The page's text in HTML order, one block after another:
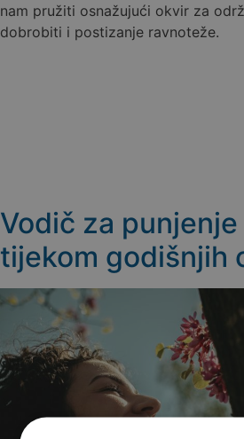
nam pružiti osnažujući okvir za
dobrobiti i postizanje ravnoteže.
Vodič za
tijekom godišnjih